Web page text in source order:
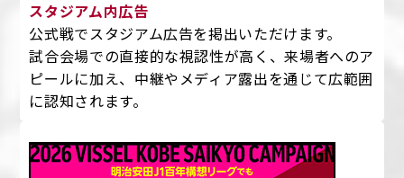
スタジアム内広告
公式戦でスタジアム広告を掲出いただけます。
試合会場での直接的な視認性が高く、来場者へのア
ピールに加え、中継やメディア露出を通じて広範囲
に認知されます。